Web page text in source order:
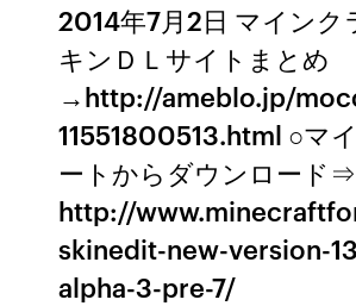
2014年7月2日 マインク
キンＤＬサイトまとめ
→http://ameblo.jp/
11551800513.html ○マ
ートからダウンロード⇒
http://
skinedit-new-version-
alpha-3-pre-7/